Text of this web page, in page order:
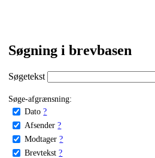
Søgning i brevbasen
Søgetekst
Søge-afgrænsning:
Dato ?
Afsender ?
Modtager ?
Brevtekst ?